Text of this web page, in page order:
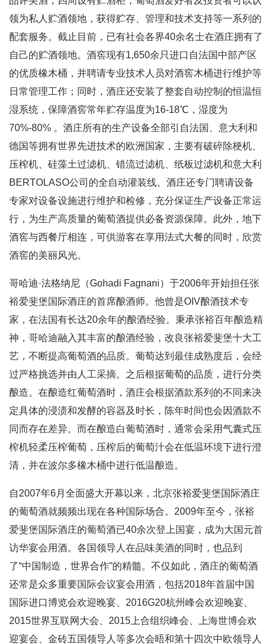
领为私人贮酒领地，获得贮存、管理和技术支持等一系列的
配套服务。截止目前，已有社会各界40余名士在酒庄拥有了
自己的贮酒领地。酒窖现有1,650余只进口自法国中部产区
的优质橡木桶，并聘请专业技术人员对酒窖木桶进行维护等
日常管理工作；同时，酒庄还安装了整套自动控制的恒温恒
湿系统，保障酒窖常年贮存温度为16-18℃，湿度为
70%-80% 。酒庄所有的生产设备全部引自法国、意大利和
德国等拥有世界先进技术的欧洲国家，主要有破碎除梗机、
压榨机、硅藻土过滤机、错流过滤机、纸板过滤机和意大利
BERTOLASO公司的全自动灌装线。酒庄还专门聘请设备
专家对设备设施进行维护和检修，充分保证生产设备正常运
行，为生产高质量的葡萄酒提供必备资源保障。此外，地下
酒窖与西餐厅相连，可供游客在享用法式大餐的同时，欣赏
酒窖的美丽风光。
哥哈迪·法格纳尼（Gohadi Fagnani）于2006年开始担任张
裕爱斐堡国际酒庄的首席酿酒师。他曾是OIV酿酒技术专
家，在法国有长达20余年的酿酒经验。秉承张裕百年酿造精
神，哥哈迪融入其丰富的酿酒经验，改良张裕爱斐堡十大工
艺，不断提高葡萄酒的品质。葡萄达到最佳成熟度后，会经
过严格挑选并由人工采摘。之后根据葡萄的品质，进行分类
酿造。在酿造红葡萄酒时，酒庄会根据酒款系列的不同来决
定具体的浸渍和发酵的容器及时长，陈年时间也会因酒款不
同而存在差异。而在酿造白葡萄酒时，通常会采用气囊式压
榨机轻柔压榨葡萄，压榨后的葡萄汁会在低温环境下进行澄
清，并在波尔多橡木桶中进行低温酿造。
自2007年6月全面盛大开幕以来，北京张裕爱斐堡国际酒庄
的葡萄酒就频频出现在各种国际场合。2009年至今，张裕
爱斐堡国际酒庄的葡萄酒已40余次登上国宴，成为大国元首
访华宴会用酒。各国领导人在品味美酒的同时，也品到
了“中国制造，世界合作”的精髓。不仅如此，酒庄的葡萄酒
还常是众多重要国际会议宴会用酒，包括2018年首届中国
国际进口博览会欢迎晚宴、2016G20杭州峰会欢迎晚宴、
2015世界互联网大会、2015上合组织峰会、上海世博会欢
迎宴会、金砖五国领导人等多次会晤和第十四次中欧领导人